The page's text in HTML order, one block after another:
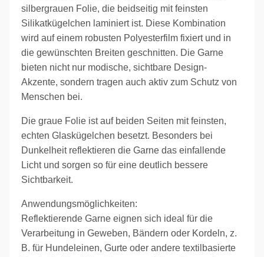
silbergrauen Folie, die beidseitig mit feinsten
Silikatkügelchen laminiert ist. Diese Kombination
wird auf einem robusten Polyesterfilm fixiert und in
die gewünschten Breiten geschnitten. Die Garne
bieten nicht nur modische, sichtbare Design-
Akzente, sondern tragen auch aktiv zum Schutz von
Menschen bei.
Die graue Folie ist auf beiden Seiten mit feinsten,
echten Glaskügelchen besetzt. Besonders bei
Dunkelheit reflektieren die Garne das einfallende
Licht und sorgen so für eine deutlich bessere
Sichtbarkeit.
Anwendungsmöglichkeiten:
Reflektierende Garne eignen sich ideal für die
Verarbeitung in Geweben, Bändern oder Kordeln, z.
B. für Hundeleinen, Gurte oder andere textilbasierte